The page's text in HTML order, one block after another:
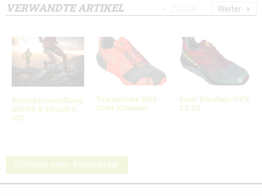
VERWANDTE ARTIKEL
Produktvorstellung:
INOV8 X-TALON G
235
Trailschuhe 2018:
Scott Kinabalu
Scott Kinabalu GTX
3.0 T2
Weiter
Schreibe einen Kommentar